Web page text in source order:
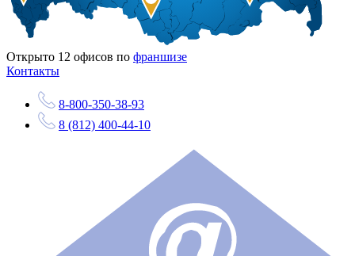
Открыто 12 офисов по франшизе
Контакты
8-800-350-38-93
8 (812) 400-44-10